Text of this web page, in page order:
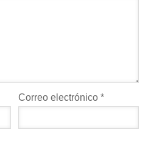
Correo electrónico*